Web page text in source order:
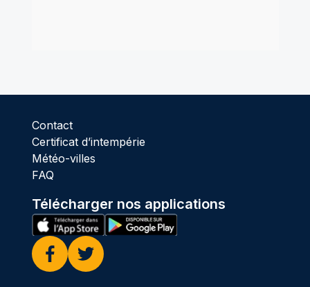
Contact
Certificat d’intempérie
Météo-villes
FAQ
Télécharger nos applications
Facebook
Twitter